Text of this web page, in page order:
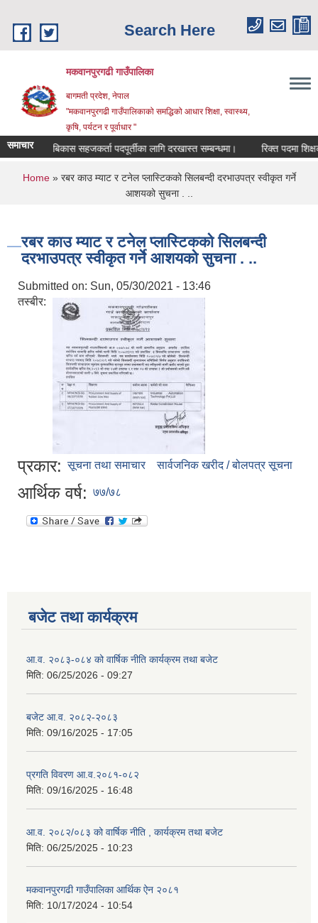
Search Here
मकवानपुरगढी गाउँपालिका
बागमती प्रदेश, नेपाल
"मकवानपुरगढी गाउँपालिकाको समद्धिको आधार शिक्षा, स्‍वास्‍थ्‍य,
कृषि, पर्यटन र पूर्वाधार "
समाचार
बालबिकास सहजकर्ता पदपूर्तीका लागि दरखास्त सम्बन्धमा। रिक्त पदमा शिक्षक
You are here
Home» रबर काउ म्याट र टनेल प्लास्टिकको सिलबन्दी दरभाउपत्र स्वीकृत गर्ने
आशयको सुचना . ..
रबर काउ म्याट र टनेल प्लास्टिकको सिलबन्दी
दरभाउपत्र स्वीकृत गर्ने आशयको सुचना . ..
Submitted on: Sun, 05/30/2021 - 13:46
तस्बीर:
प्रकार: सूचना तथा समाचार सार्वजनिक खरीद / बोलपत्र सूचना
आर्थिक वर्ष: ७७/७८
बजेट तथा कार्यक्रम
आ.व. २०८३-०८४ को वार्षिक नीति कार्यक्रम तथा बजेट
मिति: 06/25/2026 - 09:27
बजेट आ.व. २०८२-२०८३
मिति: 09/16/2025 - 17:05
प्रगति विवरण आ.व.२०८१-०८२
मिति: 09/16/2025 - 16:48
आ.व. २०८२/०८३ को वार्षिक नीति , कार्यक्रम तथा बजेट
मिति: 06/25/2025 - 10:23
मकवानपुरगढी गाउँपालिका आर्थिक ‌‌‌ऐन २०८१
मिति: 10/17/2024 - 10:54